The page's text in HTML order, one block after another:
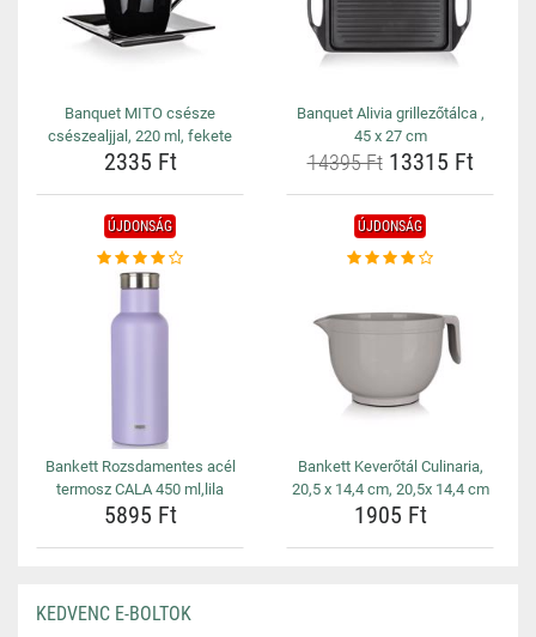
Banquet MITO csésze
csészealjjal, 220 ml, fekete
2335 Ft
Banquet Alivia grillezőtálca ,
45 x 27 cm
14395 Ft13315 Ft
ÚJDONSÁG
Bankett Rozsdamentes acél
termosz CALA 450 ml,lila
5895 Ft
ÚJDONSÁG
Bankett Keverőtál Culinaria,
20,5 x 14,4 cm, 20,5x 14,4 cm
1905 Ft
KEDVENC E-BOLTOK